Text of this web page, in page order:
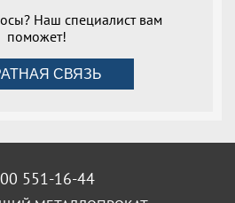
Наш специалист вам
поможет!
СВЯЗЬ
551-16-44